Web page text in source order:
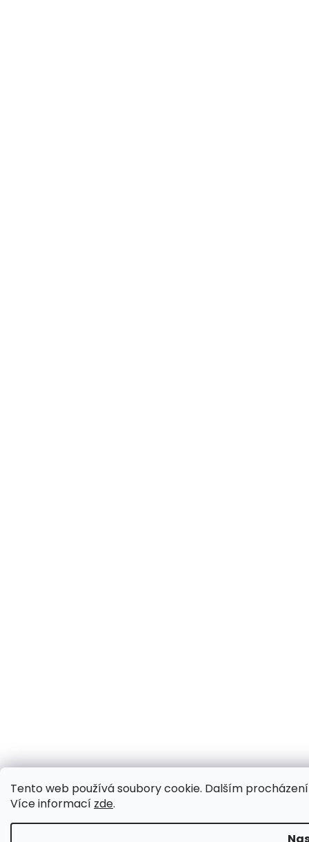
Tento web používá soubory cookie. Dalším
Více informací zde.